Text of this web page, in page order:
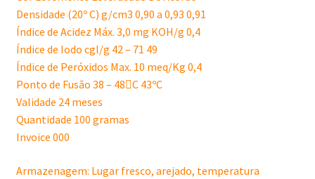
Densidade (20º C) g/cm3 0,90 a 0,93 0,91
Índice de Acidez Máx. 3,0 mg KOH/g 0,4
Índice de Iodo cgl/g 42 – 71 49
Índice de Peróxidos Max. 10 meq/Kg 0,4
Ponto de Fusão 38 – 48C 43ºC
Validade 24 meses
Quantidade 100 gramas
Invoice 000
Armazenagem: Lugar fresco, arejado, temperatura